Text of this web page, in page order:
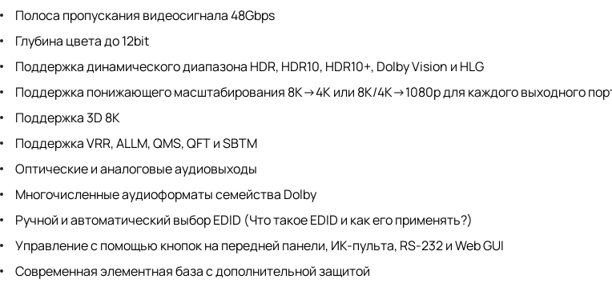
Полоса пропускания видеосигнала 48Gbps
Глубина цвета до 12bit
Поддержка динамического диапазона HDR, HDR10, HDR10+, Dolby Vision и HLG
Поддержка понижающего масштабирования 8K->4K или 8K/4K->1080p для каждого выходного
Поддержка 3D 8K
Поддержка VRR, ALLM, QMS, QFT и SBTM
Оптические и аналоговые аудиовыходы
Многочисленные аудиоформаты семейства Dolby
Ручной и автоматический выбор EDID (Что такое EDID и как его применять?)
Управление с помощью кнопок на передней панели, ИК-пульта, RS-232 и Web GUI
Современная элементная база с дополнительной защитой